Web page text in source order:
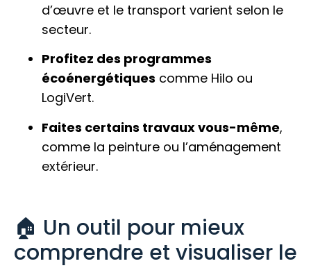
d’œuvre et le transport varient selon le
secteur.
Profitez des programmes
écoénergétiques comme Hilo ou
LogiVert.
Faites certains travaux vous-même,
comme la peinture ou l’aménagement
extérieur.
🏠 Un outil pour mieux
comprendre et visualiser le